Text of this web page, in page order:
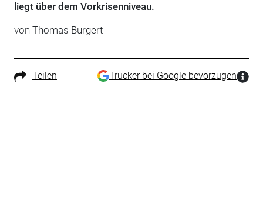
liegt über dem Vorkrisenniveau.
von Thomas Burgert
Teilen Trucker bei Google bevorzugen